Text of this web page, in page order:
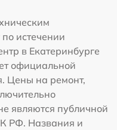
истечении
в Екатеринбурге
официальной
Цены на ремонт,
являются публичной
РФ. Названия и